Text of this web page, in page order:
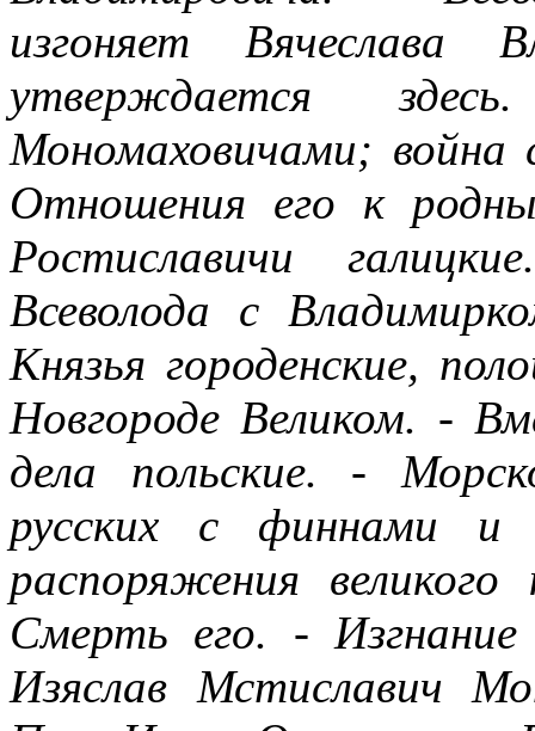
изгоняет Вячеслава
утверждается
Мономаховичами; война
Отношения его к
Ростиславичи
Всеволода с
Князья городенские,
Новгороде Великом. -
дела польские. -
русских с финнами и
распоряжения
Смерть его. -
Изяслав Мстиславич